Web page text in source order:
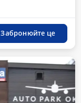
Забронюйте це